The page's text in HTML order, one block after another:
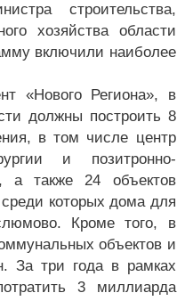
строительства,
хозяйства области
включили наиболее
«Нового Региона», в
должны построить 8
в том числе центр
и позитронно-
а также 24 объектов
которых дома для
Кроме того, в
объектов и
За три года в рамках
3 миллиарда